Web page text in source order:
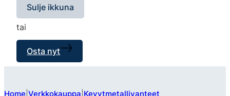
Sulje ikkuna
tai
Osta nyt
Home Verkkokauppa Kevytmetallivanteet